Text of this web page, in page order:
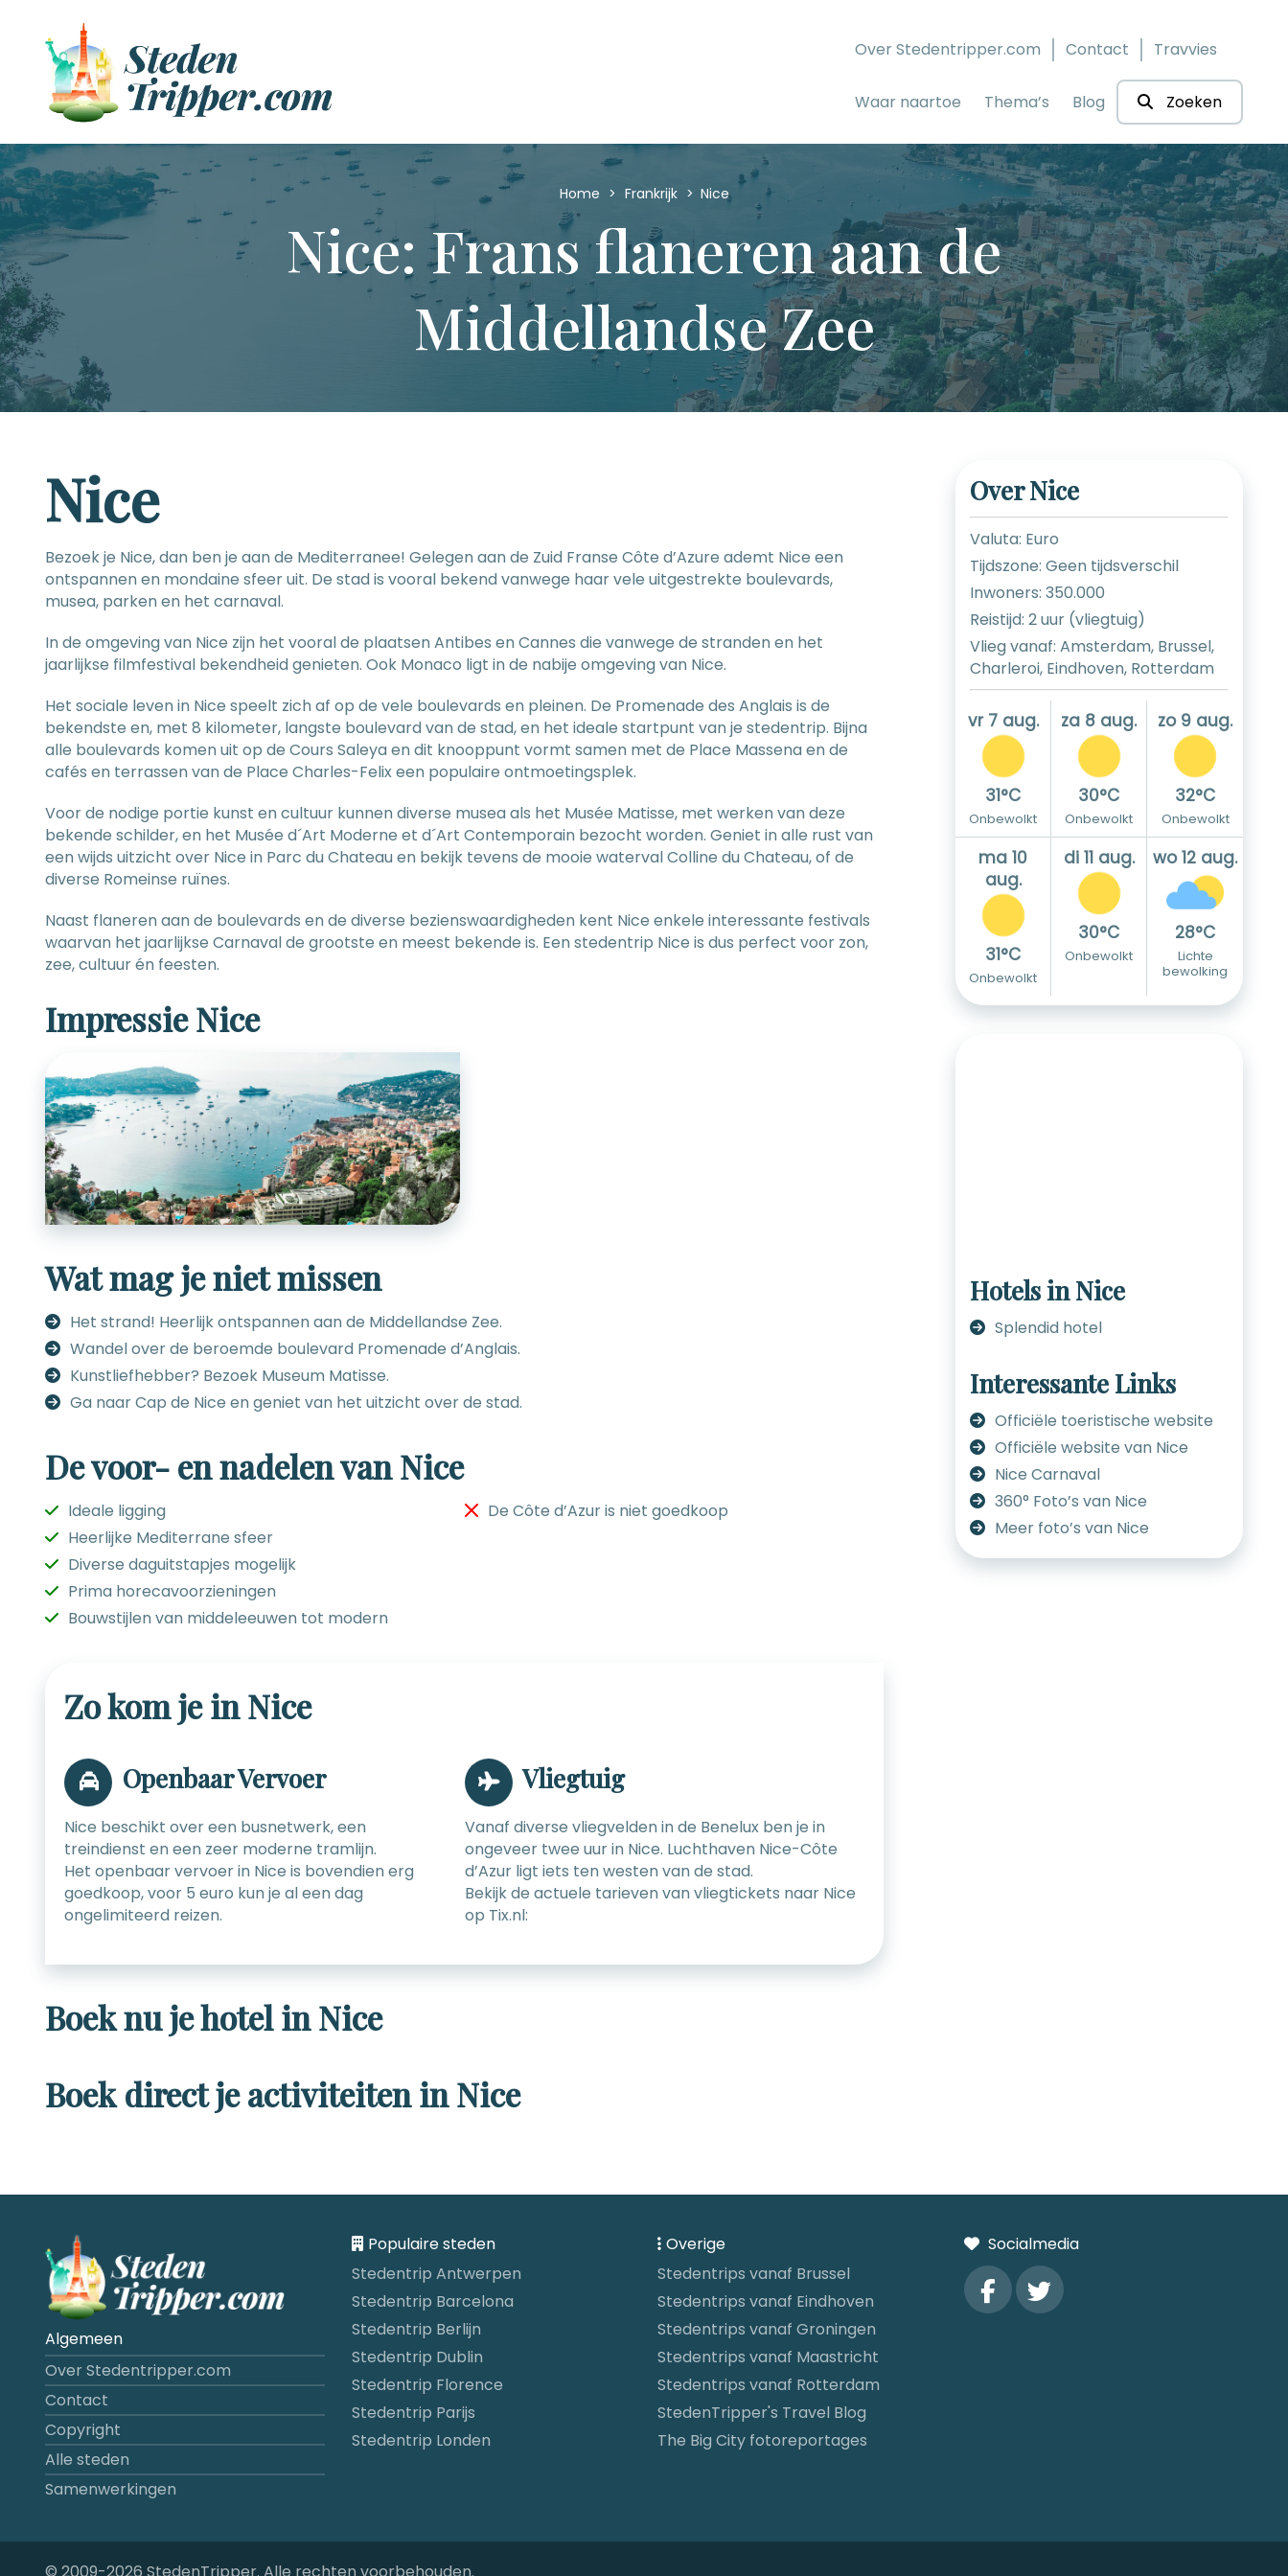
Over Stedentripper.com Contact Travvies
Waar naartoe Thema’s Blog Zoeken
Home > Frankrijk > Nice
Nice: Frans flaneren aan de
Middellandse Zee
Nice
Bezoek je Nice, dan ben je aan de Mediterranee! Gelegen aan de Zuid Franse Côte d’Azure ademt Nice een
ontspannen en mondaine sfeer uit. De stad is vooral bekend vanwege haar vele uitgestrekte boulevards,
musea, parken en het carnaval.
In de omgeving van Nice zijn het vooral de plaatsen Antibes en Cannes die vanwege de stranden en het
jaarlijkse filmfestival bekendheid genieten. Ook Monaco ligt in de nabije omgeving van Nice.
Het sociale leven in Nice speelt zich af op de vele boulevards en pleinen. De Promenade des Anglais is de
bekendste en, met 8 kilometer, langste boulevard van de stad, en het ideale startpunt van je stedentrip. Bijna
alle boulevards komen uit op de Cours Saleya en dit knooppunt vormt samen met de Place Massena en de
cafés en terrassen van de Place Charles-Felix een populaire ontmoetingsplek.
Voor de nodige portie kunst en cultuur kunnen diverse musea als het Musée Matisse, met werken van deze
bekende schilder, en het Musée d´Art Moderne et d´Art Contemporain bezocht worden. Geniet in alle rust van
een wijds uitzicht over Nice in Parc du Chateau en bekijk tevens de mooie waterval Colline du Chateau, of de
diverse Romeinse ruïnes.
Naast flaneren aan de boulevards en de diverse bezienswaardigheden kent Nice enkele interessante festivals
waarvan het jaarlijkse Carnaval de grootste en meest bekende is. Een stedentrip Nice is dus perfect voor zon,
zee, cultuur én feesten.
Impressie Nice
Wat mag je niet missen
Het strand! Heerlijk ontspannen aan de Middellandse Zee.
Wandel over de beroemde boulevard Promenade d’Anglais.
Kunstliefhebber? Bezoek Museum Matisse.
Ga naar Cap de Nice en geniet van het uitzicht over de stad.
De voor- en nadelen van Nice
Ideale ligging
Heerlijke Mediterrane sfeer
Diverse daguitstapjes mogelijk
Prima horecavoorzieningen
Bouwstijlen van middeleeuwen tot modern
De Côte d’Azur is niet goedkoop
Zo kom je in Nice
Openbaar Vervoer
Nice beschikt over een busnetwerk, een
treindienst en een zeer moderne tramlijn.
Het openbaar vervoer in Nice is bovendien erg
goedkoop, voor 5 euro kun je al een dag
ongelimiteerd reizen.
Vliegtuig
Vanaf diverse vliegvelden in de Benelux ben je in
ongeveer twee uur in Nice. Luchthaven Nice-Côte
d’Azur ligt iets ten westen van de stad.
Bekijk de actuele tarieven van vliegtickets naar Nice
op Tix.nl:
Boek nu je hotel in Nice
Boek direct je activiteiten in Nice
Over Nice
Valuta: Euro
Tijdszone: Geen tijdsverschil
Inwoners: 350.000
Reistijd: 2 uur (vliegtuig)
Vlieg vanaf: Amsterdam, Brussel,
Charleroi, Eindhoven, Rotterdam
vr 7 aug.
31°C
Onbewolkt
za 8 aug.
30°C
Onbewolkt
zo 9 aug.
32°C
Onbewolkt
ma 10
aug.
31°C
Onbewolkt
di 11 aug.
30°C
Onbewolkt
wo 12 aug.
28°C
Lichte
bewolking
Hotels in Nice
Splendid hotel
Interessante Links
Officiële toeristische website
Officiële website van Nice
Nice Carnaval
360° Foto’s van Nice
Meer foto’s van Nice
Algemeen
Over Stedentripper.com
Contact
Copyright
Alle steden
Samenwerkingen
Populaire steden
Stedentrip Antwerpen
Stedentrip Barcelona
Stedentrip Berlijn
Stedentrip Dublin
Stedentrip Florence
Stedentrip Parijs
Stedentrip Londen
Overige
Stedentrips vanaf Brussel
Stedentrips vanaf Eindhoven
Stedentrips vanaf Groningen
Stedentrips vanaf Maastricht
Stedentrips vanaf Rotterdam
StedenTripper's Travel Blog
The Big City fotoreportages
Socialmedia